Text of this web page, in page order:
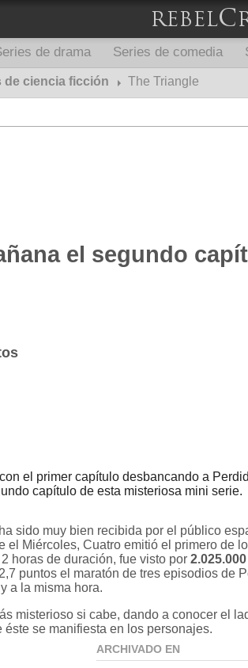
de drama Series de comedia
de ciencia ficción The Triangle
el segundo
el primer capítulo desbancando a
capítulo de esta misteriosa mini serie.
sido muy bien recibida por el público
el Miércoles, Cuatro emitió el primero de
horas de duración, fue visto por 2.025.000
puntos el maratón de tres episodios de
a la misma hora.
misterioso si cabe, dando a conocer el
se manifiesta en los personajes.
ARCHIVADO EN